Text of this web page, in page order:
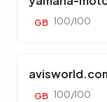
GB 100/100
GB 100/100